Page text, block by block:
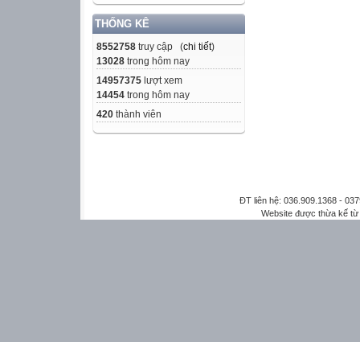
THỐNG KÊ
8552758 truy cập (chi tiết)
13028 trong hôm nay
14957375 lượt xem
14454 trong hôm nay
420 thành viên
ĐT liên hệ: 036.909.1368 -
Website được thừa kế từ